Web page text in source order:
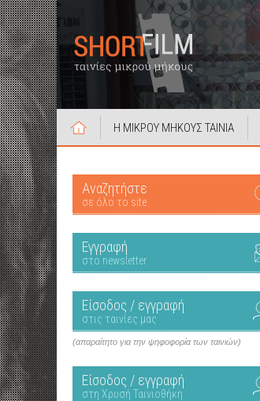
Η ΜΙΚΡΟΥ ΜΗΚΟΥΣ ΤΑΙΝΙΑ
Αναζητήστε
σε όλο το site
Εγγραφή
στο newsletter
Είσοδος / εγγραφή
στις ταινίες μας
(απαραίτητο για την ψηφοφορία των ταινιών)
Είσοδος / εγγραφή
στη Χρυσή Ταινιοθήκη